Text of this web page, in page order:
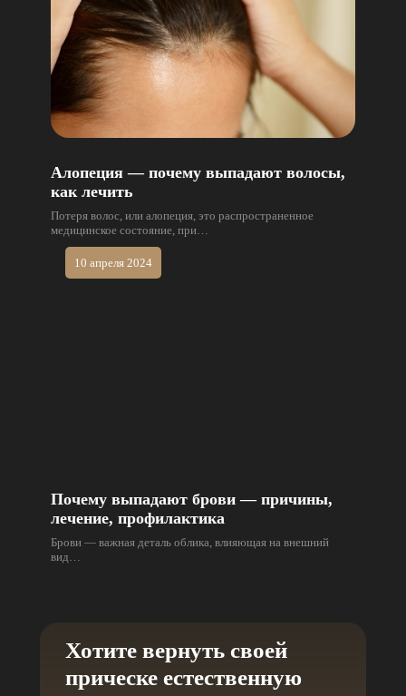
Алопеция — почему выпадают волосы,
как лечить
Потеря волос, или алопеция, это распространенное
медицинское состояние, при…
10 апреля 2024
Почему выпадают брови — причины,
лечение, профилактика
Брови — важная деталь облика, влияющая на внешний
вид…
Хотите вернуть своей
прическе естественную